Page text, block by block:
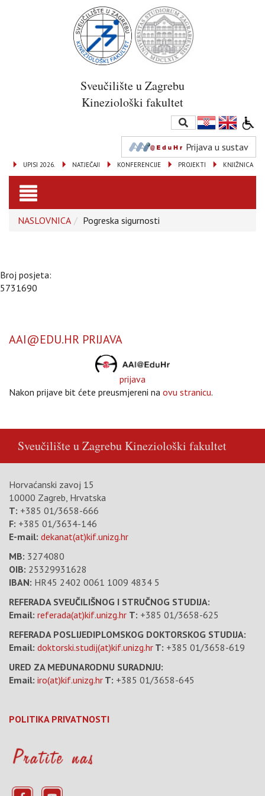
Sveučilište u Zagrebu
Kineziološki fakultet
Prijava u sustav
KNJIŽNICA
PROJEKTI
KONFERENCIJE
NATJEČAJI
UPISI 2026.
Toggle
navigation
NASLOVNICA Pogreska sigurnosti
Broj posjeta:
5731690
AAI@EDU.HR PRIJAVA
prijava
Nakon prijave bit ćete preusmjereni na ovu stranicu.
Sveučilište u ZagrebuKineziološki fakultet
Horvaćanski zavoj 15
10000 Zagreb, Hrvatska
T: +385 01/3658-666
F: +385 01/3634-146
E-mail: dekanat(at)kif.unizg.hr
MB: 3274080
OIB: 25329931628
IBAN: HR45 2402 0061 1009 4834 5
REFERADA SVEUČILIŠNOG I STRUČNOG STUDIJA:
Email: referada(at)kif.unizg.hr T: +385 01/3658-625
REFERADA POSLIJEDIPLOMSKOG DOKTORSKOG STUDIJA:
Email: doktorski.studij(at)kif.unizg.hr T: +385 01/3658-619
URED ZA MEĐUNARODNU SURADNJU:
Email: iro(at)kif.unizg.hr T: +385 01/3658-645
POLITIKA PRIVATNOSTI